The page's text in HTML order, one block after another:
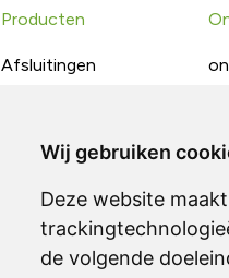
Wij gebruiken
Deze website
de volgende
Producten
Afsluitingen
Toegangscontrole